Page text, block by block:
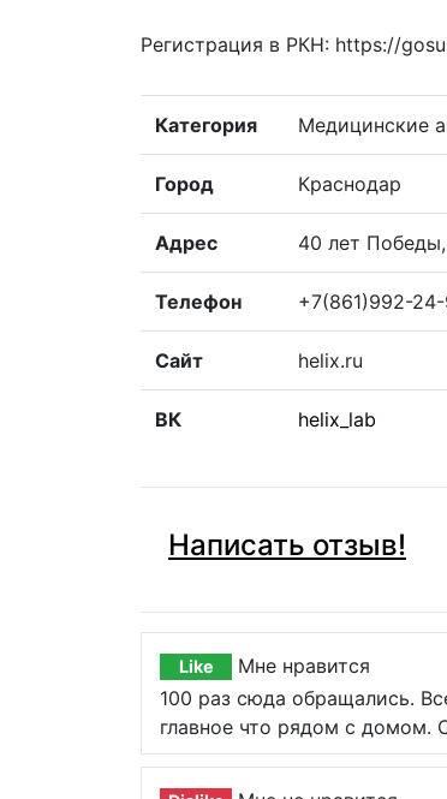
Регистрация в РКН: https://
Категория Медицинские
Город Краснодар
Адрес 40 лет
Телефон +7(861)992-
Сайт helix.ru
ВК helix_lab
Написать отзыв!
Like
Мне нравится
100 раз сюда обращались.
главное что рядом с домом.